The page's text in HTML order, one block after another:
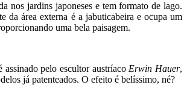
nos jardins japoneses e tem formato de lago.
da área externa é a jabuticabeira e ocupa um
uma bela paisagem.
pelo escultor austríaco Erwin Hauer,
já patenteados. O efeito é belíssimo, né?